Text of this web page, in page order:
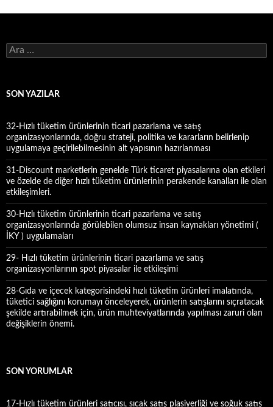
A
r
a
SON YAZILAR
32-Hızlı tüketim ürünlerinin ticari pazarlama ve satış
organizasyonlarında, doğru strateji, politika ve kararların belirlenip
uygulamaya geçirilebilmesinin alt yapısının hazırlanması
31-Discount marketlerin genelde Türk ticaret piyasalarına olan etkileri
ve özelde de diğer hızlı tüketim ürünlerinin perakende kanalları ile olan
etkileşimleri.
30-Hızlı tüketim ürünlerinin ticari pazarlama ve satış
organizasyonlarında görülebilen olumsuz insan kaynakları yönetimi (
İKY ) uygulamaları
29- Hızlı tüketim ürünlerinin ticari pazarlama ve satış
organizasyonlarının spot piyasalar ile etkileşimi
28-Gıda ve içecek kategorisindeki hızlı tüketim ürünleri imalatında,
tüketici sağlığını korumayı önceleyerek, ürünlerin satışlarını sıçratacak
şekilde artırabilmek için, ürün muhteviyatlarında yapılması zaruri olan
değişiklerin önemi.
SON YORUMLAR
17-Hızlı tüketim ürünleri satıcısı, sıcak satış plasiyerliği ve soğuk satış